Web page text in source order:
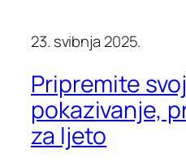
23. svibnja 2025.
Pripremite
pokazivanje,
za ljeto